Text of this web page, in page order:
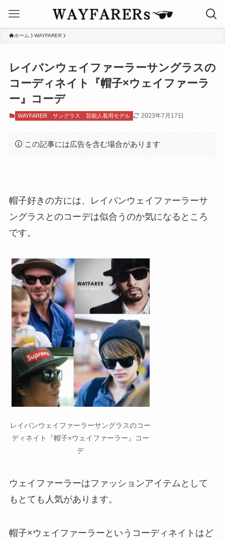
ホーム WAYFARER
レイバンウェイファーラーサングラスの
コーディネイト『帽子×ウェイファーラ
ー』コーデ
WAYFARER サングラス 芸能人着用モデル 2023年7月17日
この記事には広告を含む場合があります
帽子好きの方には、レイバンウェイファーラーサ
ングラスとのコーデは似合うのか気になるところ
です。
レイバンウェイファーラーサングラスのコー
ディネイト『帽子×ウェイファーラー』コー
デ
ウェイファーラーはファッションアイテムとして
もとても人気があります。
帽子×ウェイファーラーというコーディネイトはど